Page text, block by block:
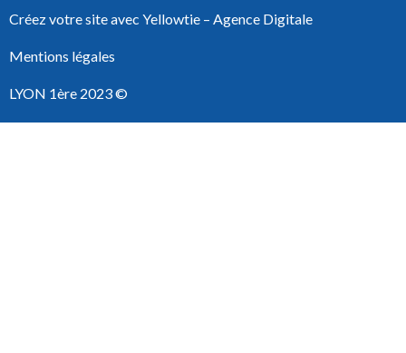
Créez votre site avec Yellowtie – Agence Digitale
Mentions légales
LYON 1ère 2023 ©